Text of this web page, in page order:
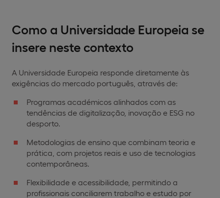
Como a Universidade Europeia se
insere neste contexto
A Universidade Europeia responde diretamente às
exigências do mercado português, através de:
Programas académicos alinhados com as
tendências de digitalização, inovação e ESG no
desporto.
Metodologias de ensino que combinam teoria e
prática, com projetos reais e uso de tecnologias
contemporâneas.
Flexibilidade e acessibilidade, permitindo a
profissionais conciliarem trabalho e estudo por